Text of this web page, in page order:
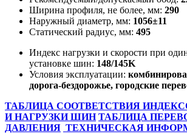
Ширина профиля, не более, мм: 290
Наружный диаметр, мм: 1056±11
Статический радиус, мм: 495
Индекс нагрузки и скорости при
установке шин: 148/145K
Условия эксплуатации:
дорога-бездорожье, городские
ТАБЛИЦА СООТВЕТСТВИЯ
И НАГРУЗКИ ШИН ТАБЛИЦА
ДАВЛЕНИЯ ТЕХНИЧЕСКАЯ